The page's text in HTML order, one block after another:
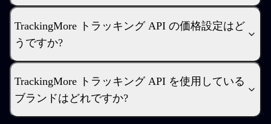
TrackingMore トラッキング API の価格設定はど
うですか?
TrackingMore トラッキング API を使用している
ブランドはどれですか?